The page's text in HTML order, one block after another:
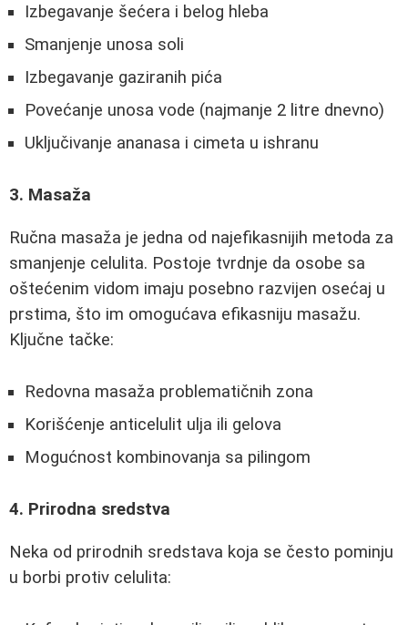
Izbegavanje šećera i belog hleba
Smanjenje unosa soli
Izbegavanje gaziranih pića
Povećanje unosa vode (najmanje 2 litre dnevno)
Uključivanje ananasa i cimeta u ishranu
3. Masaža
Ručna masaža je jedna od najefikasnijih metoda za
smanjenje celulita. Postoje tvrdnje da osobe sa
oštećenim vidom imaju posebno razvijen osećaj u
prstima, što im omogućava efikasniju masažu.
Ključne tačke:
Redovna masaža problematičnih zona
Korišćenje anticelulit ulja ili gelova
Mogućnost kombinovanja sa pilingom
4. Prirodna sredstva
Neka od prirodnih sredstava koja se često pominju
u borbi protiv celulita: